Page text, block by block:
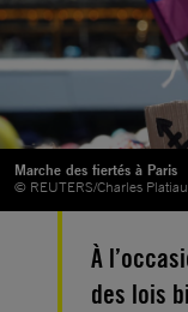
Marche des fiertés à Paris
© REUTERS/Charles Platiau
À
des lois